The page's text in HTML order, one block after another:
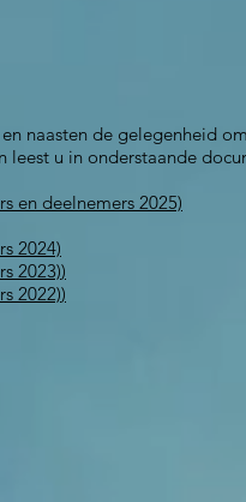
naasten de gelegenheid
u in onderstaande
en deelnemers 2025)
2024)
2023))
2022))